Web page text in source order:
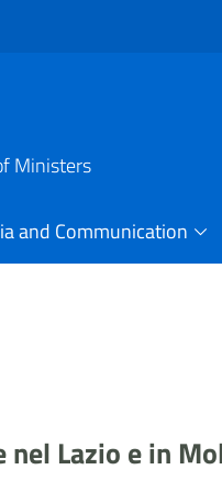
Ministers
and Communication
Lazio e in